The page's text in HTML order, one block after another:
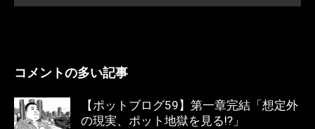
コメントの多い記事
【ポットブログ59】第一章完結「想定外
の現実、ポット地獄を見る!?」